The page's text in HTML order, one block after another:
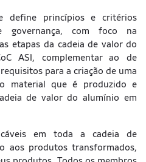
define princípios e critérios
governança, com foco na
etapas da cadeia de valor do
ASI, complementar ao de
para a criação de uma
material que é produzido e
de valor do alumínio em
em toda a cadeia de
aos produtos transformados,